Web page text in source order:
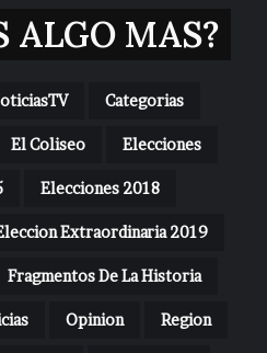
ALGO MAS?
Categorias
El Coliseo Elecciones
Elecciones 2018
Extraordinaria 2019
Fragmentos De La Historia
Opinion Region